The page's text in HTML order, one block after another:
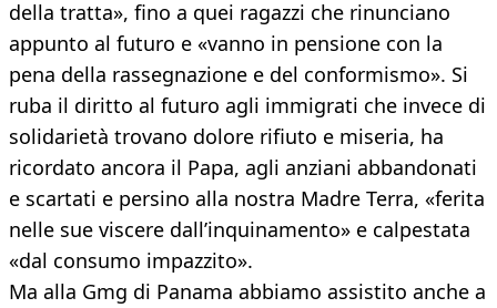
della tratta», fino a quei ragazzi che rinunciano
appunto al futuro e «vanno in pensione con la
pena della rassegnazione e del conformismo». Si
ruba il diritto al futuro agli immigrati che invece di
solidarietà trovano dolore rifiuto e miseria, ha
ricordato ancora il Papa, agli anziani abbandonati
e scartati e persino alla nostra Madre Terra, «ferita
nelle sue viscere dall’inquinamento» e calpestata
«dal consumo impazzito».
Ma alla Gmg di Panama abbiamo assistito anche a